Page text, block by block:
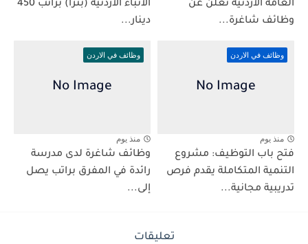
العامة الأردنية تعلن عن
وظائف شاغرة...
الأنباء الأردنية (بترا) براتب 450
دينار...
وظائف في الاردن
منذ يوم
فتح باب التوظيف: مشروع
التنمية المتكاملة يقدم فرص
تدريبية مجانية...
وظائف في الاردن
منذ يوم
وظائف شاغرة لدى مدرسة
رائدة في المفرق براتب يصل
إلى...
تعليقات